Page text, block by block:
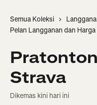
Semua Koleksi
Pelan Langganan dan Harga
Strava
Dikemas kini hari ini